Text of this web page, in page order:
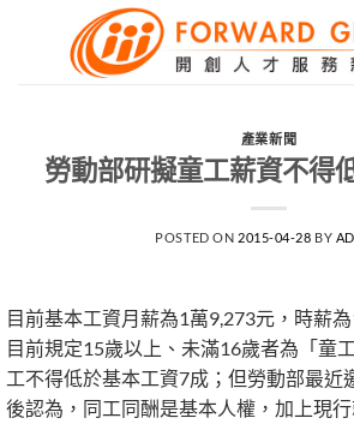
產業新聞
勞動部研擬童工薪資不得
POSTED ON 2015-04-28 BY
目前基本工資月薪為1萬9,273元，時薪為
目前規定15歲以上、未滿16歲者為「童
工不得低於基本工資7成；但勞動部最近
後認為，同工同酬是基本人權，加上現